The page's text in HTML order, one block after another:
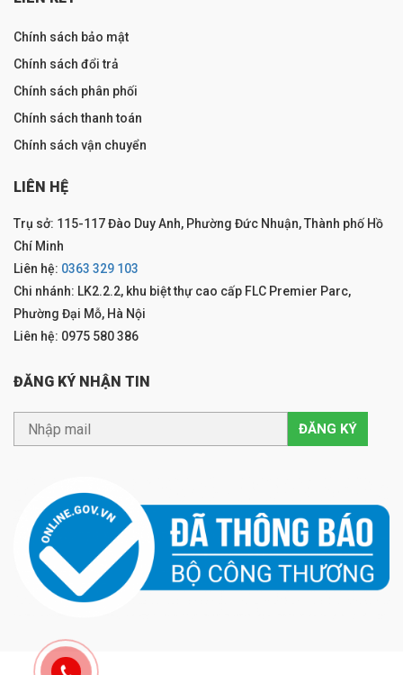
Chính sách bảo mật
Chính sách đổi trả
Chính sách phân phối
Chính sách thanh toán
Chính sách vận chuyển
LIÊN HỆ
Trụ sở: 115-117 Đào Duy Anh, Phường Đức Nhuận, Thành phố Hồ
Chí Minh
Liên hệ: 0363 329 103
Chi nhánh: LK2.2.2, khu biệt thự cao cấp FLC Premier Parc,
Phường Đại Mỗ, Hà Nội
Liên hệ: 0975 580 386
ĐĂNG KÝ NHẬN TIN